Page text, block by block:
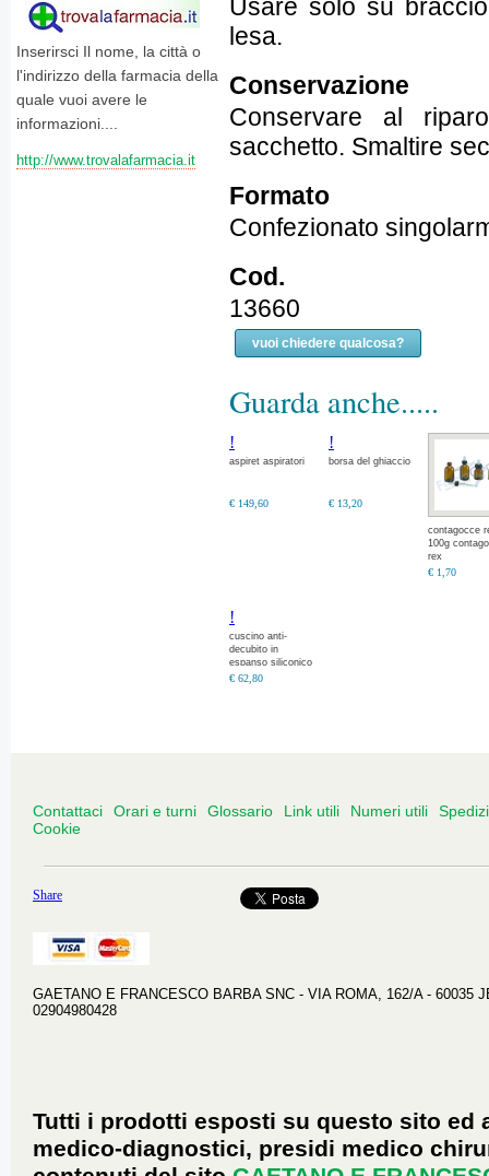
Inserirsci Il nome, la città o
l'indirizzo della farmacia della
quale vuoi avere le
informazioni....
http://www.trovalafarmacia.it
Usare solo su
lesa.
Conservazione
Conservare al
sacchetto. Smaltire
Formato
Confezionato
Cod.
13660
vuoi chiedere qualcosa?
Guarda anche.....
!
aspiret aspiratori
€ 149,60
!
borsa del ghiaccio
€ 13,20
contagocce
100g
rex
€ 1,70
!
cuscino anti-
decubito in
espanso siliconico
viscoelastico
€ 62,80
Contattaci Orari e turni Glossario Link utili Numeri utili
Cookie
Share
GAETANO E FRANCESCO BARBA SNC - VIA ROMA, 162/A - 60035
02904980428
Tutti i prodotti esposti su questo sito
medico-diagnostici, presidi medico